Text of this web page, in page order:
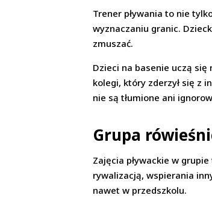
Trener pływania to nie
wyznaczaniu granic.
zmuszać.
Dzieci na basenie uczą się
kolegi, który zderzył się z
nie są tłumione ani
Grupa
Zajęcia pływackie w
rywalizacją, wspierania
nawet w przedszkolu.